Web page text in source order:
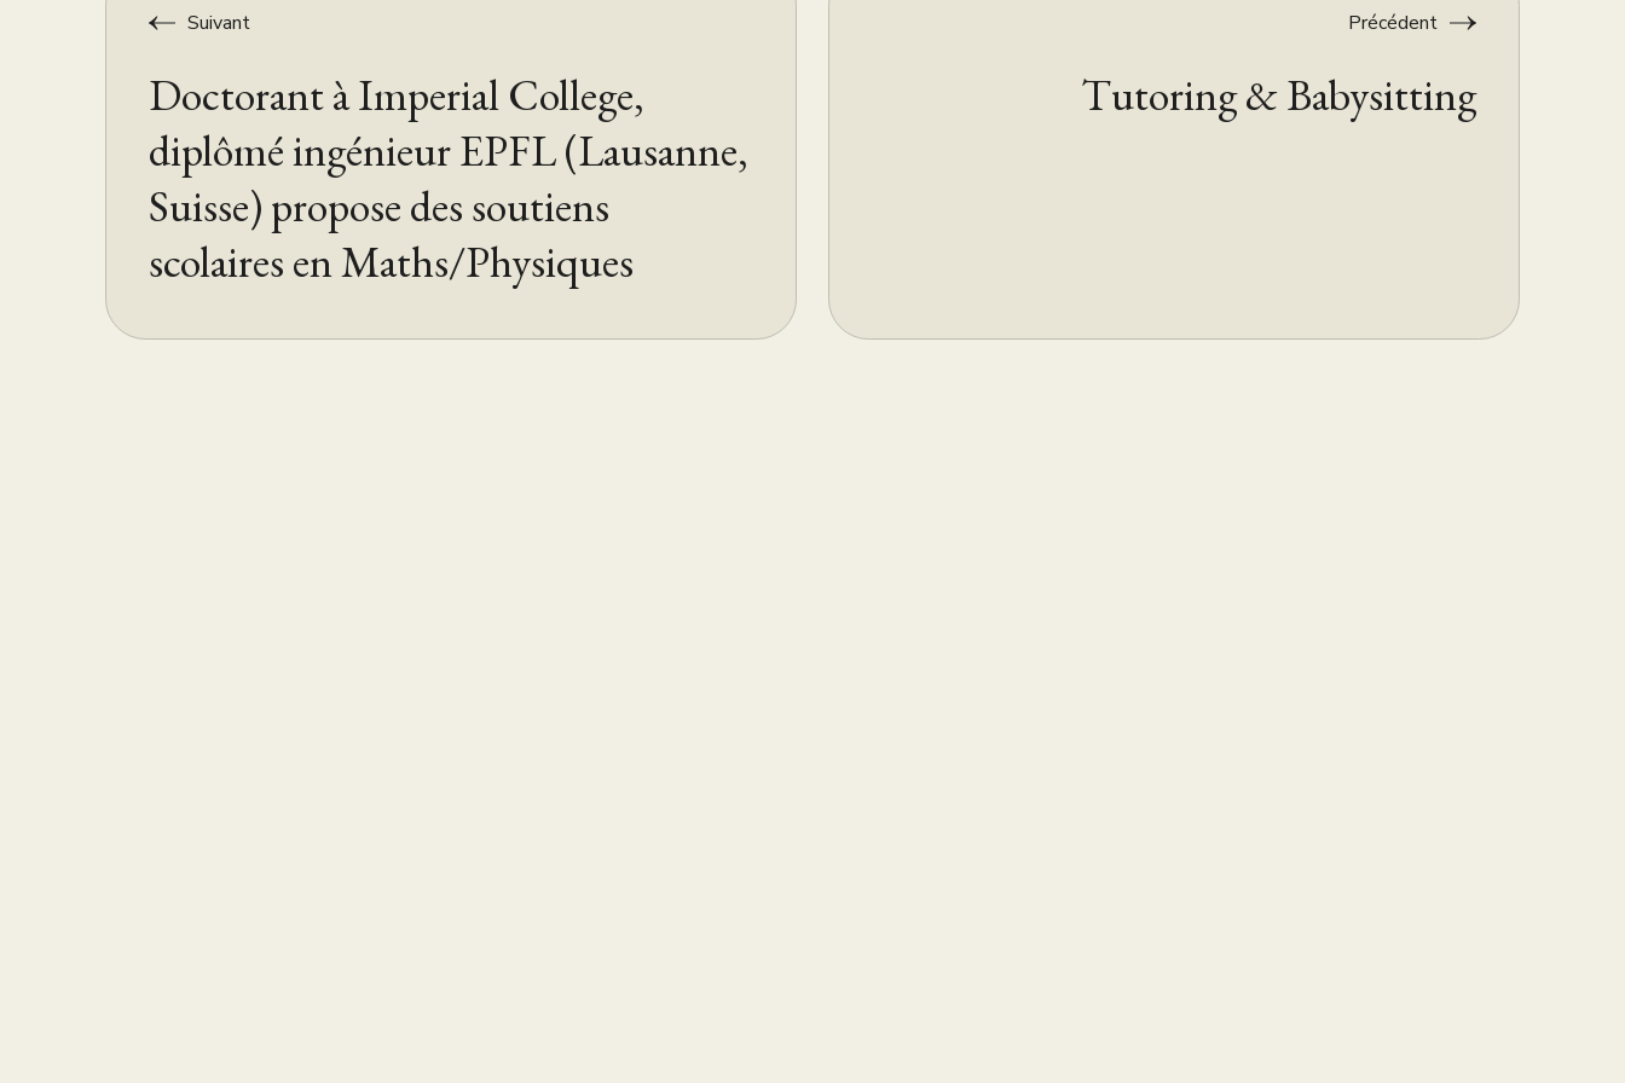
Suivant
Doctorant à Imperial College,
diplômé ingénieur EPFL (Lausanne,
Suisse) propose des soutiens
scolaires en Maths/Physiques
Précédent
Tutoring & Babysitting